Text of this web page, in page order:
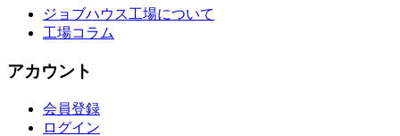
ジョブハウス工場について
工場コラム
アカウント
会員登録
ログイン